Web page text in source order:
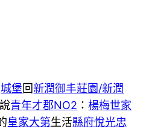
堡回新潤御丰莊園/新潤
青年才郡NO2 ：楊梅世家
皇家大第生活縣府悅光忠